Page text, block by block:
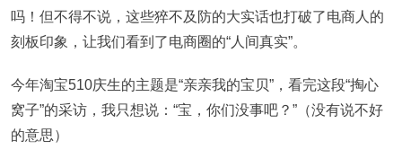
吗！但不得不说，这些猝不及防的大实话也打破了电商人的
刻板印象，让我们看到了电商圈的“人间真实”。
今年淘宝510庆生的主题是“亲亲我的宝贝”，看完这段“掏心
窝子”的采访，我只想说：“宝，你们没事吧？”（没有说不好
的意思）